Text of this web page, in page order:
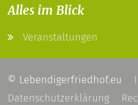
Alles im Blick
Veranstaltungen
© Lebendigerfriedhof.eu
Datenschutzerklärung